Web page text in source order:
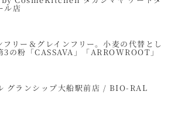
ル店
フリー＆グレインフリー。小麦の代替とし
3の粉「CASSAVA」「ARROWROOT」
グランシップ大船駅前店 / BIO-RAL